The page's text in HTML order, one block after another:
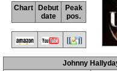
Chart
Debut
date
Peak
pos.
Johnny